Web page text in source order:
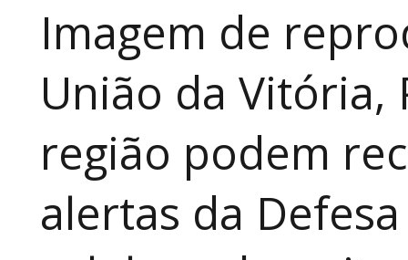
Imagem de
União da Vitória,
região podem
alertas da